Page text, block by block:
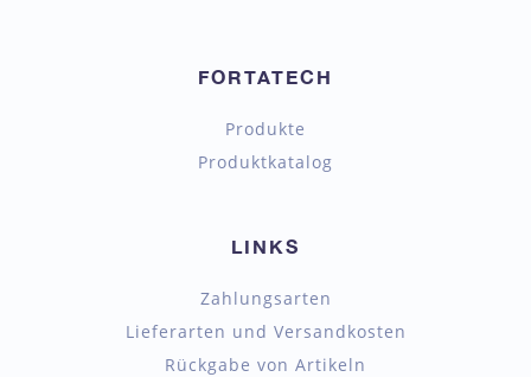
FORTATECH
Produkte
Produktkatalog
LINKS
Zahlungsarten
Lieferarten und Versandkosten
Rückgabe von Artikeln